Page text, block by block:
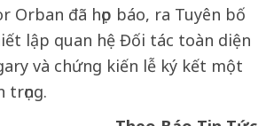
Orban đã họp báo, ra Tuyên bố
lập quan hệ Đối tác toàn diện
và chứng kiến lễ ký kết một
trọng.